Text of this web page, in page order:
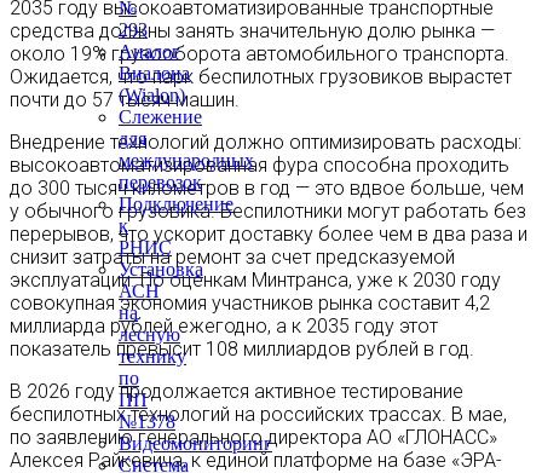
№
293
Аналог
Виалона
(Wialon)
Слежение
для
международных
перевозок
Подключение
к
РНИС
Установка
АСН
на
лесную
технику
по
ПП
№1378
Видеомониторинг
Система
2035 году высокоавтоматизированные транспортные
средства должны занять значительную долю рынка —
около 19% грузооборота автомобильного транспорта.
Ожидается, что парк беспилотных грузовиков вырастет
почти до 57 тысяч машин.
Внедрение технологий должно оптимизировать расходы:
высокоавтоматизированная фура способна проходить
до 300 тысяч километров в год — это вдвое больше, чем
у обычного грузовика. Беспилотники могут работать без
перерывов, что ускорит доставку более чем в два раза и
снизит затраты на ремонт за счет предсказуемой
эксплуатации. По оценкам Минтранса, уже к 2030 году
совокупная экономия участников рынка составит 4,2
миллиарда рублей ежегодно, а к 2035 году этот
показатель превысит 108 миллиардов рублей в год.
В 2026 году продолжается активное тестирование
беспилотных технологий на российских трассах. В мае,
по заявлению генерального директора АО «ГЛОНАСС»
Алексея Райкевича, к единой платформе на базе «ЭРА-